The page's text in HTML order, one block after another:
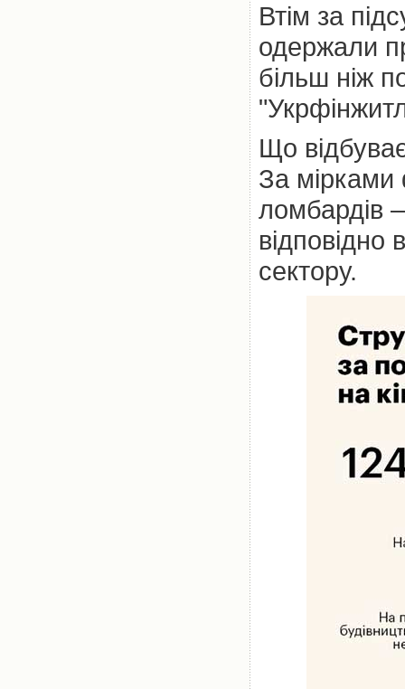
Втім за
одержали
більш ніж
Що
За мірками
ломбардів
відповідно
сектору.